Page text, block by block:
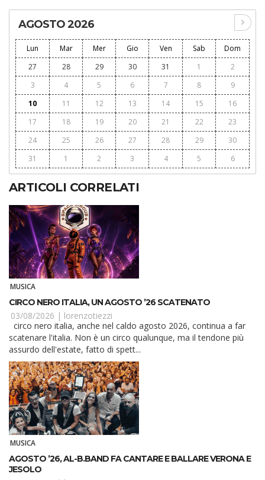
AGOSTO 2026
Lun Mar Mer Gio Ven Sab
Dom
27
28 29 30 31 1
2
3
4 5 6 7 8
9
10
11 12 13 14 15
16
17
18 19 20 21 22
23
24
25 26 27 28 29
30
31
1 2 3 4 5 6
ARTICOLI CORRELATI
MUSICA
CIRCO NERO ITALIA, UN AGOSTO ’26 SCATENATO
03/08/2026 | lorenzotiezzi
scatenare l'italia. Non è un circo qualunque, ma il tendone più
assurdo dell'estate, fatto di spett...
MUSICA
AGOSTO ’26, AL-B.BAND FA CANTARE E BALLARE VERONA E
JESOLO